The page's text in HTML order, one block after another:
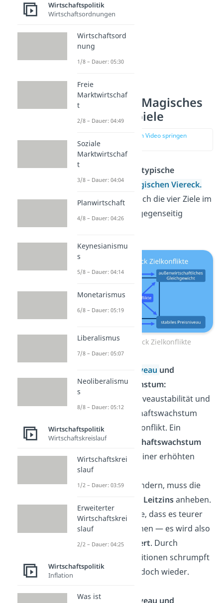
Zielkonflikte Magisches
Viereck Beispiele
zur Stelle im Video springen
Es gibt Beispiele für typische
Zielkonflikteim
magischen Viereck.
Hier siehst du, wie sich die vier Ziele im
magischen Viereck gegenseitig
beeinflussen:
Magisches Viereck Zielkonflikte
Stabiles Preisniveau und
Wirtschaftswachstum:
Zwischen Preisniveaustabilität und
stetigem Wirtschaftswachstum
besteht ein Zielkonflikt. Ein
positives Wirtschaftswachstum
führt häufig zu einer erhöhten
Inflationsrate.
Um das zu verhindern, muss die
Leitzinsanheben.
Das hat zur Folge, dass es teurer
wird, Geld zu leihen — es wird also
weniger investiert. Durch
geringere Investitionen schrumpft
die Wirtschaft jedoch wieder.
Stabiles Preisniveau und
Wirtschaftspolitik
Wirtschaftsordnungen
Wirtschaftsord
nung
1/8 – Dauer: 05:30
Freie
Marktwirtschaf
t
2/8 – Dauer: 04:49
Soziale
Marktwirtschaf
t
3/8 – Dauer: 04:04
Planwirtschaft
4/8 – Dauer: 04:26
Keynesianismu
s
5/8 – Dauer: 04:14
Monetarismus
6/8 – Dauer: 05:19
Liberalismus
7/8 – Dauer: 05:07
Neoliberalismu
s
8/8 – Dauer: 05:12
Wirtschaftspolitik
Wirtschaftskreislauf
Wirtschaftskrei
slauf
1/2 – Dauer: 03:59
Erweiterter
Wirtschaftskrei
slauf
2/2 – Dauer: 04:25
Wirtschaftspolitik
Inflation
Was ist